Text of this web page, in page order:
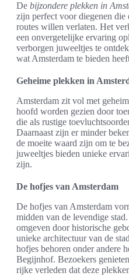
De bijzondere plekken in
zijn perfect voor diegenen
routes willen verlaten. Het
een onvergetelijke ervaring
verborgen juweeltjes te
wat Amsterdam te bieden
Geheime plekken in
Amsterdam zit vol met
hoofd worden gezien door
die als rustige
Daarnaast zijn er minder
de moeite waard zijn om te
juweeltjes bieden unieke
zijn.
De hofjes van Amsterdam
De hofjes van Amsterdam
midden van de levendige
omgeven door historische
unieke architectuur van de
hofjes behoren onder andere
Begijnhof. Bezoekers
rijke verleden dat deze